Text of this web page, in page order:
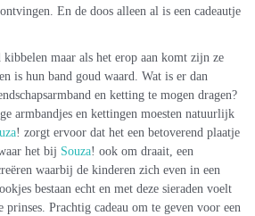
En de doos alleen al is een cadeautje
maar als het erop aan komt zijn ze
is hun band goud waard. Wat is er dan
en ketting te mogen dragen?
armbandjes en kettingen moesten natuurlijk
! zorgt ervoor dat het een betoverend plaatje
het bij Souza! ook om draait, een
waarbij de kinderen zich even in een
bestaan echt en met deze sieraden voelt
prinses. Prachtig cadeau om te geven voor een